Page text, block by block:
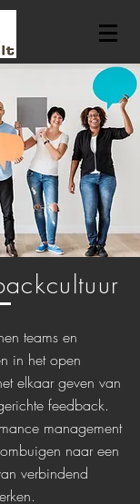
teams en
in het open
elkaar geven van
feedback.
management
naar een
verbindend